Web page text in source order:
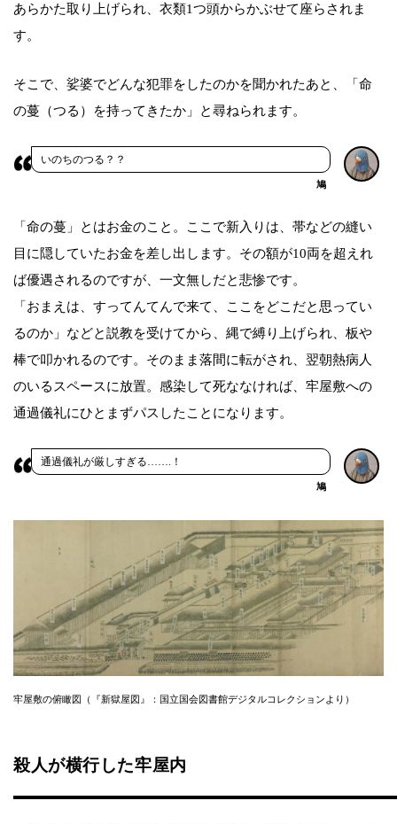
あらかた取り上げられ、衣類1つ頭からかぶせて座らされま
す。
そこで、娑婆でどんな犯罪をしたのかを聞かれたあと、「命
の蔓（つる）を持ってきたか」と尋ねられます。
いのちのつる？？
鳩
「命の蔓」とはお金のこと。ここで新入りは、帯などの縫い
目に隠していたお金を差し出します。その額が10両を超えれ
ば優遇されるのですが、一文無しだと悲惨です。
「おまえは、すってんてんで来て、ここをどこだと思ってい
るのか」などと説教を受けてから、縄で縛り上げられ、板や
棒で叩かれるのです。そのまま落間に転がされ、翌朝熱病人
のいるスペースに放置。感染して死ななければ、牢屋敷への
通過儀礼にひとまずパスしたことになります。
通過儀礼が厳しすぎる…….！
鳩
牢屋敷の俯瞰図（『新獄屋図』：国立国会図書館デジタルコレクションより）
殺人が横行した牢屋内